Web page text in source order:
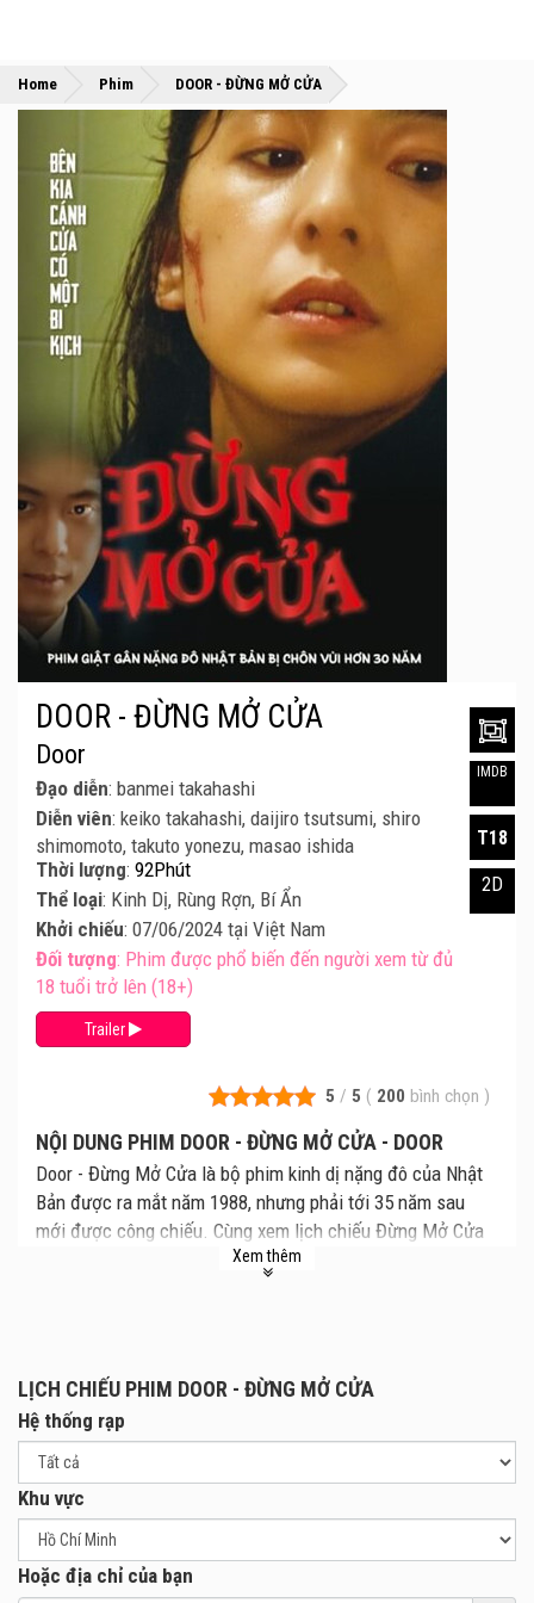
Home »
Phim »
DOOR - ĐỪNG MỞ CỬA
5 / 5 ( 200 bình chọn )
NỘI DUNG PHIM DOOR - ĐỪNG MỞ CỬA - DOOR
Door - Đừng Mở Cửa là bộ phim kinh dị nặng đô của Nhật
Bản được ra mắt năm 1988, nhưng phải tới 35 năm sau
mới được công chiếu. Cùng xem lịch chiếu Đừng Mở Cửa
mới nhất, giá vé Đừng Mở Cửa chi tiết tại rạp. Review phim
Takahashi thủ vai). Cô sống cùng chồng và con trai tại một
căn chung cư. Vì chồng cô là người luôn bận bịu với công
việc nên phần lớn thời gian, Yasuko chỉ ở nhà chăm sóc
con cái.
Hàng ngày, Yasuko đều bị tra tấn tinh thần bởi những cuộc
gọi rác và tiếng gõ cửa của những nhân viên bán hàng
không mời mà tới. Một ngày nọ, một người đàn ông lạ mặt,
Xem thêm
DOOR - ĐỪNG MỞ CỬA
Door
Đạo diễn: banmei takahashi
Diễn viên: keiko takahashi, daijiro tsutsumi, shiro
shimomoto, takuto yonezu, masao ishida
Thời lượng: 92Phút
Thể loại: Kinh Dị, Rùng Rợn, Bí Ẩn
Khởi chiếu: 07/06/2024 tại Việt Nam
Đối tượng: Phim được phổ biến đến người xem từ đủ
18 tuổi trở lên (18+)
Trailer
IMDB
T18
2D
LỊCH CHIẾU PHIM DOOR - ĐỪNG MỞ CỬA
Hệ thống rạp
Khu vực
Hoặc địa chỉ của bạn